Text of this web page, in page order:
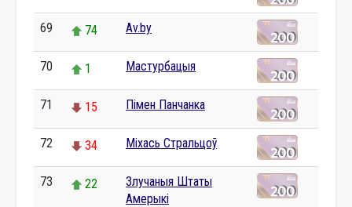
69 74 Av.by
70 1 Мастурбацыя
71 15 Пімен Панчанка
72 34 Міхась Стральцоў
73 22
Злучаныя Штаты
Амерыкі